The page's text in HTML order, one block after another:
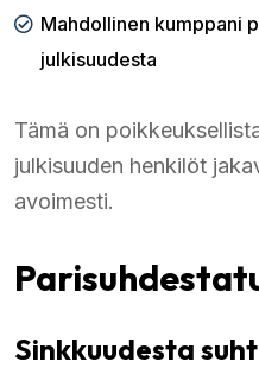
Mahdollinen kumppani
julkisuudesta
Tämä on
julkisuuden henkilöt
avoimesti.
Sinkkuudesta